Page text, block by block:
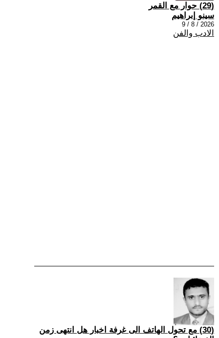
(29) حوار مع القمر
سينو إبراهيم
2026 / 8 / 9
الادب والفن
(30) مع تحول الهاتف الى غرفة اخبار هل انتهى زمن